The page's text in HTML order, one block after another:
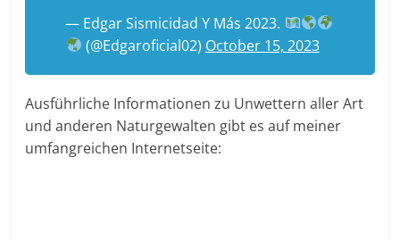
— Edgar Sismicidad Y Más 2023.
(@Edgaroficial02) October 15, 2023
Ausführliche Informationen zu Unwettern aller Art
und anderen Naturgewalten gibt es auf meiner
umfangreichen Internetseite: